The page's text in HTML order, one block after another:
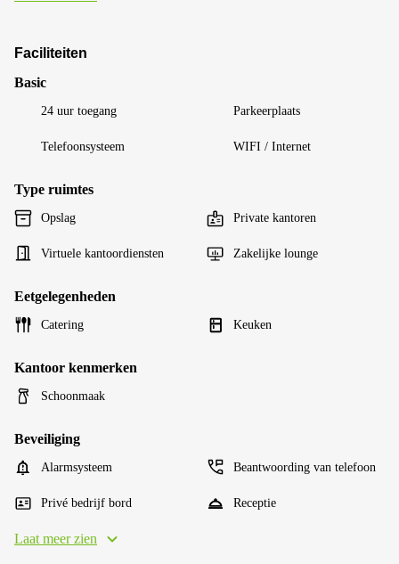
Faciliteiten
Basic
24 uur toegang Parkeerplaats
Telefoonsysteem WIFI / Internet
Type ruimtes
Opslag Private kantoren
Virtuele kantoordiensten Zakelijke lounge
Eetgelegenheden
Catering Keuken
Kantoor kenmerken
Schoonmaak
Beveiliging
Alarmsysteem Beantwoording van telefoon
Privé bedrijf bord Receptie
Laat meer zien